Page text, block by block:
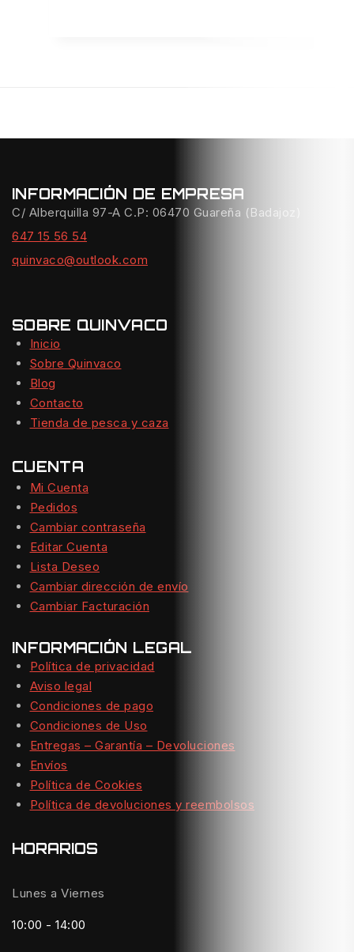
INFORMACIÓN DE EMPRESA
C/ Alberquilla 97-A C.P: 06470 Guareña (Badajoz)
647 15 56 54
quinvaco@outlook.com
SOBRE QUINVACO
Inicio
Sobre Quinvaco
Blog
Contacto
Tienda de pesca y caza
CUENTA
Mi Cuenta
Pedidos
Cambiar contraseña
Editar Cuenta
Lista Deseo
Cambiar dirección de envío
Cambiar Facturación
INFORMACIÓN LEGAL
Política de privacidad
Aviso legal
Condiciones de pago
Condiciones de Uso
Entregas – Garantía – Devoluciones
Envíos
Política de Cookies
Política de devoluciones y reembolsos
HORARIOS
Lunes a Viernes
10:00 - 14:00